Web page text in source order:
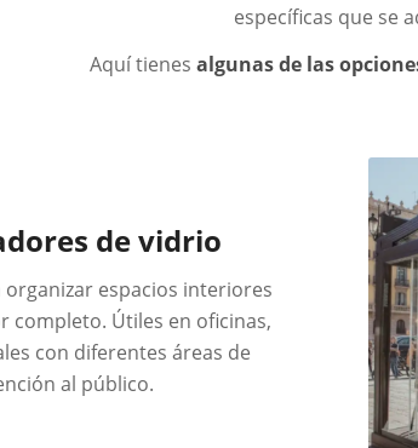
específicas que se
Aquí tienes algunas de las
de vidrio
organizar espacios interiores
completo. Útiles en oficinas,
con diferentes áreas de
al público.